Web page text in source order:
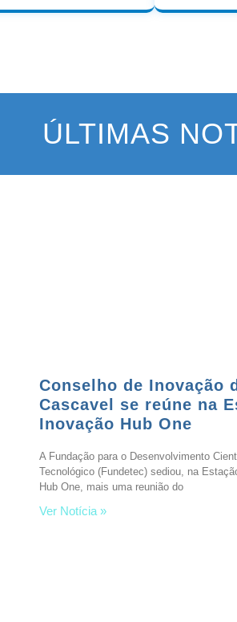
ÚLTIMAS
Conselho de Inovação
Cascavel se reúne na
Inovação Hub One
A Fundação para o Desenvolvimento
Tecnológico (Fundetec) sediou, na
Hub One, mais uma reunião do
Ver Notícia »